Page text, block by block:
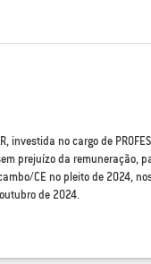
investida no cargo de
prejuízo da remuneração,
CE no pleito de 2024,
de 2024.